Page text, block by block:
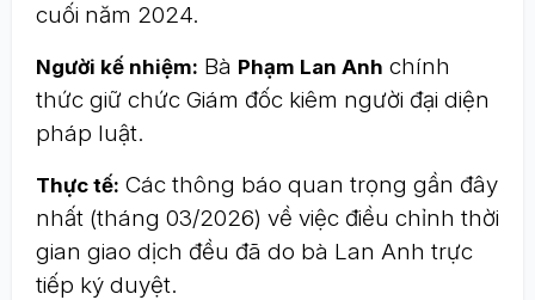
cuối năm 2024.
Người kế nhiệm: Bà Phạm Lan Anh chính
thức giữ chức Giám đốc kiêm người đại diện
pháp luật.
Thực tế: Các thông báo quan trọng gần đây
nhất (tháng 03/2026) về việc điều chỉnh thời
gian giao dịch đều đã do bà Lan Anh trực
tiếp ký duyệt.